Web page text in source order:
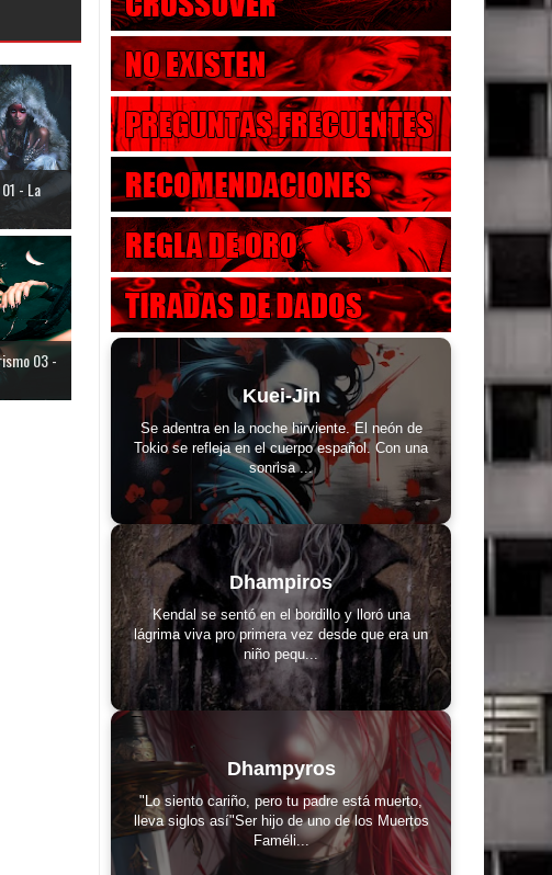
- La
03 -
Kuei-Jin
Se adentra en la noche hirviente. El neón de
Tokio se refleja en el cuerpo español. Con una
sonrisa ...
Dhampiros
Kendal se sentó en el bordillo y lloró una
lágrima viva pro primera vez desde que era un
niño pequ...
Dhampyros
"Lo siento cariño, pero tu padre está muerto,
lleva siglos así"Ser hijo de uno de los Muertos
Faméli...